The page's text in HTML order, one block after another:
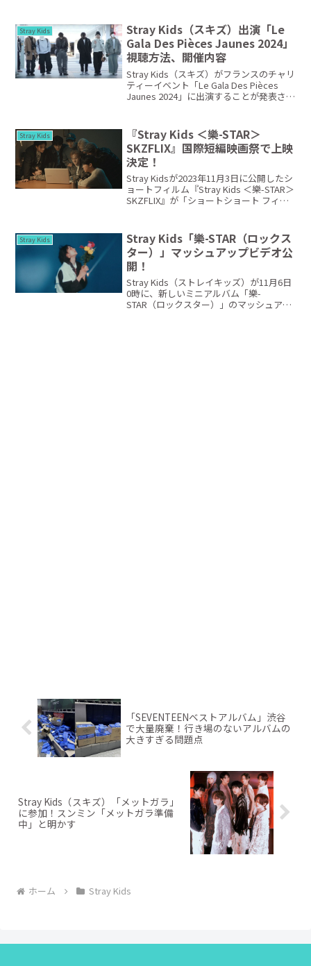
あと、続いて放送されます。放送日...
Stray Kids
Stray Kids（スキズ）出演「Le
Gala Des Pièces Jaunes 2024」
視聴方法、開催内容
Stray Kids（スキズ）がフランスのチャリ
ティーイベント「Le Gala Des Pièces
Jaunes 2024」に出演することが発表され
ンサートです。スキ...
Stray Kids
『Stray Kids ＜樂-STAR＞
SKZFLIX』国際短編映画祭で上映
決定！
Stray Kidsが2023年11月3日に公開したシ
ョートフィルム『Stray Kids ＜樂-STAR＞
SKZFLIX』が「ショートショート フィル
りました！...
Stray Kids
Stray Kids「樂-STAR（ロックス
ター）」マッシュアップビデオ公
開！
Stray Kids（ストレイキッズ）が11月6日
0時に、新しいミニアルバム「樂-
STAR（ロックスター）」のマッシュアッ
「SEVENTEENベストアルバム」渋谷
で大量廃棄！行き場のないアルバムの
大きすぎる問題点
Stray Kids（スキズ）「メットガラ」
に参加！スンミン「メットガラ準備
中」と明かす
ホーム Stray Kids